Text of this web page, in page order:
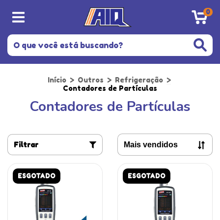
0
Início > Outros > Refrigeração >
Contadores de Partículas
Contadores de Partículas
Filtrar
ESGOTADO ESGOTADO